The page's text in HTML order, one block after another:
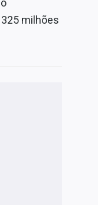
milhões